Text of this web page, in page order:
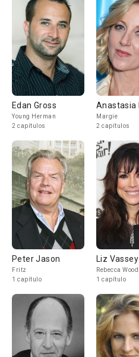
Edan Gross
Young Herman
2 capítulos
Anastasia
Margie
2 capítulos
Peter Jason
Fritz
1 capítulo
Liz Vassey
Rebecca
1 capítulo